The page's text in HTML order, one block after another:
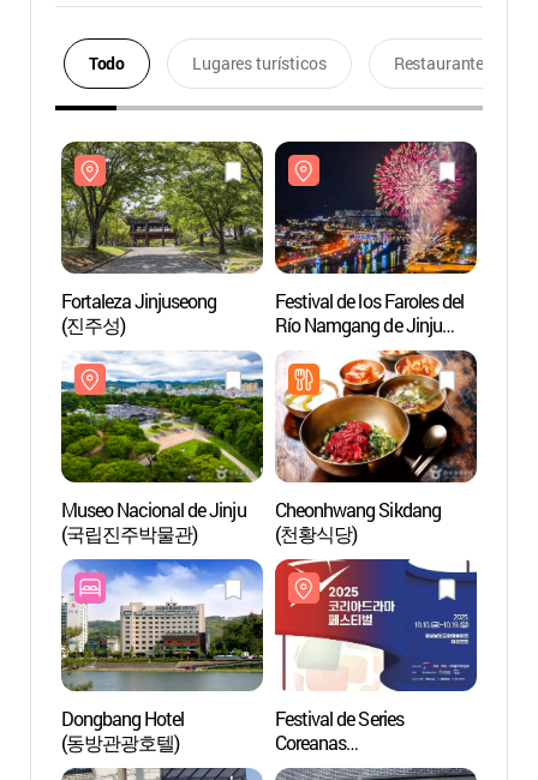
Todo Lugares turísticos Restaurantes
Fortaleza Jinjuseong
(진주성)
Festival de los Faroles del
Río Namgang de Jinju
(진주 남강유등축제)
Museo Nacional de Jinju
(국립진주박물관)
Cheonhwang Sikdang
(천황식당)
Dongbang Hotel
(동방관광호텔)
Festival de Series
Coreanas
(코리아드라마페스티벌)